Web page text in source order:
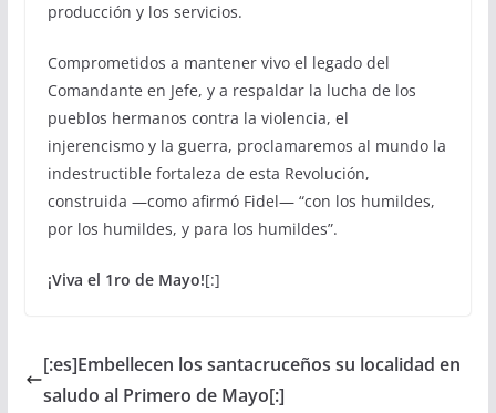
producción y los servicios.
Comprometidos a mantener vivo el legado del
Comandante en Jefe, y a respaldar la lucha de los
pueblos hermanos contra la violencia, el
injerencismo y la guerra, proclamaremos al mundo la
indestructible fortaleza de esta Revolución,
construida —como afirmó Fidel— “con los humildes,
por los humildes, y para los humildes”.
¡Viva el 1ro de Mayo![:]
[:es]Embellecen los santacruceños su localidad en
saludo al Primero de Mayo[:]